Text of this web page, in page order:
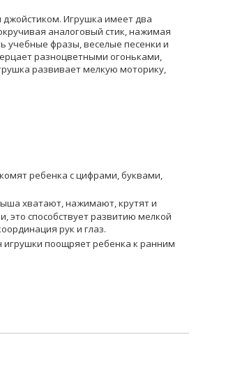
Игрушка имеет два
аналоговый стик, нажимая
учебные фразы, веселые песенки и
разноцветными огоньками,
развивает мелкую моторику,
ребенка с цифрами, буквами,
хватают, нажимают, крутят и
это способствует развитию мелкой
рук и глаз.
поощряет ребенка к ранним